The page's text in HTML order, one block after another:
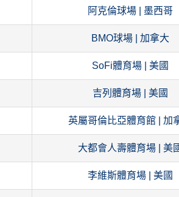
阿克倫球場 | 墨西哥
BMO球場 | 加拿大
SoFi體育場 | 美國
吉列體育場 | 美國
英屬哥倫比亞體育館 | 加
大都會人壽體育場 | 美
李維斯體育場 | 美國